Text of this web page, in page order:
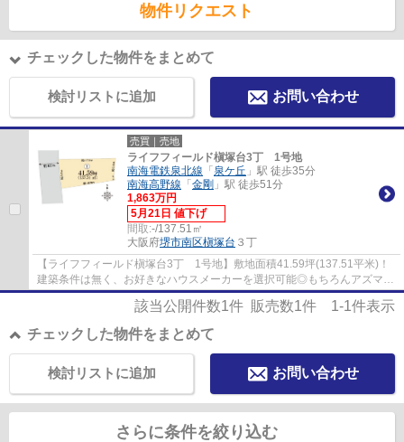
物件リクエスト
チェックした物件をまとめて
検討リストに追加 お問い合わせ
売買｜売地
ライフフィールド槇塚台3丁 1号地
南海電鉄泉北線 「 泉ケ丘 」駅 徒歩35分
南海高野線 「 金剛 」駅 徒歩51分
1,863万円
5月21日 値下げ
間取:-/137.51㎡
大阪府堺市南区槇塚台 ３丁
【ライフフィールド槇塚台3丁 1号地】敷地面積41.59坪(137.51平米)！
建築条件は無く、お好きなハウスメーカーを選択可能◎もちろんアズマハ
ウスでもフリープランでお受けできます。機...
該当公開件数1件 販売数1件 1-1件表示
チェックした物件をまとめて
お問い合わせ
検討リストに追加
さらに条件を絞り込む